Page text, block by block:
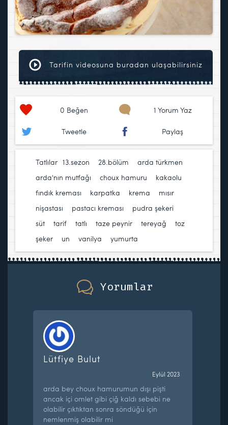
Tarifin videosuna buradan ulaşabilirsiniz
0 Beğen 1 Yorum Yaz
Tweetle Paylaş
Tatlılar 13.sezon 28.bölüm arda türkmen
arda'nın mutfağı
choux hamuru
kakaolu
fındık kreması
karpatka krema
mısır
nişastası
pastacı kreması pudra şekeri
süt
tarif tatlı taze peynir tereyağ
toz
şeker
un vanilya yumurta
Yorumlar
Lütfiye Bulut
Eylül 2023
arda bey choux hamurumun dışı pişti
ancak içi omlet gibi çiğ kaldı sebebi ne
olabilir çıktıktan sonra söndüğü için
nemlenmiş olabilir mi